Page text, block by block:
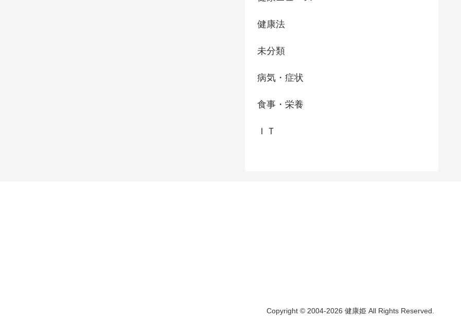
健康法
未分類
病気・症状
食事・栄養
ＩＴ
Copyright © 2004-2026 健康姫 All Rights Reserved.